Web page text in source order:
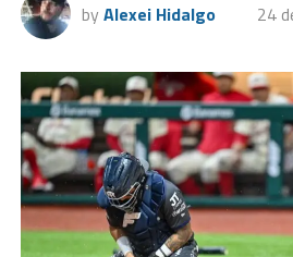
by Alexei Hidalgo 24